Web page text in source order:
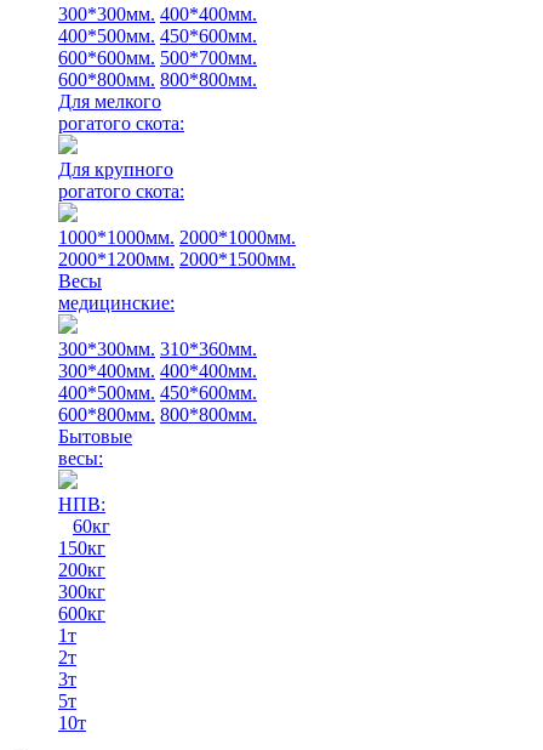
300*300мм. 400*400мм.
400*500мм. 450*600мм.
600*600мм. 500*700мм.
600*800мм. 800*800мм.
Для мелкого
рогатого скота:
Для крупного
рогатого скота:
1000*1000мм. 2000*1000мм.
2000*1200мм. 2000*1500мм.
Весы
медицинские:
300*300мм. 310*360мм.
300*400мм. 400*400мм.
400*500мм. 450*600мм.
600*800мм. 800*800мм.
Бытовые
весы:
НПВ:
60кг
150кг
200кг
300кг
600кг
1т
2т
3т
5т
10т